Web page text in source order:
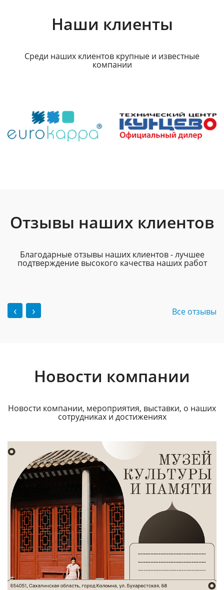
Наши клиенты
Среди наших клиентов крупные и известные
компании
Отзывы наших клиентов
Благодарные отзывы наших клиентов - лучшее
подтверждение высокого качества наших работ
‹ › Все отзывы
Новости компании
Новости компании, мероприятия, выставки, о наших
сотрудниках и достижениях